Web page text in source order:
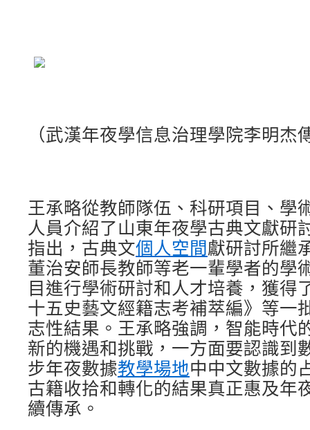
（武漢年夜學信息治理學院李明杰
王承略從教師隊伍、科研項目、學
人員介紹了山東年夜學古典文獻研
指出，古典文個人空間獻研討所繼
董治安師長教師等老一輩學者的學
目進行學術研討和人才培養，獲得
十五史藝文經籍志考補萃編》等一
志性結果。王承略強調，智能時代
新的機遇和挑戰，一方面要認識到
步年夜數據教學場地中中文數據的
古籍收拾和轉化的結果真正惠及年
續傳承。